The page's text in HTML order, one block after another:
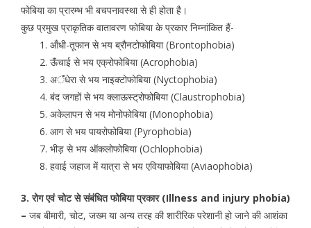
फोबिया का प्रारम्भ भी बचपनावस्था से ही होता है।
कुछ प्रमुख प्राकृतिक वातावरण फोबिया के प्रकार निम्नांकित हैं-
ऑंधी-तूफान से भय ब्रौनटोफोबिया (Brontophobia)
ऊॅंचाई से भय एक्रोफोबिया (Acrophobia)
अॅंधेरा से भय नाइक्टोफोबिया (Nyctophobia)
बंद जगहों से भय क्लाऊस्ट्रोफोबिया (Claustrophobia)
अकेलापन से भय मोनोफोबिया (Monophobia)
आग से भय पायरोफोबिया (Pyrophobia)
भीड़ से भय ऑकलोफोबिया (Ochlophobia)
हवाई जहाज में यात्रा से भय एवियाफोबिया (Aviaophobia)
3. रोग एवं चोट से संबंधित फोबिया प्रकार (Illness and injury phobia)
– जब बीमारी, चोट, जख्म या अन्य तरह की शारीरिक परेशानी हो जाने की आशंका